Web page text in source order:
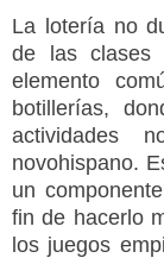
La lotería no
de las clases
elemento
botillerías,
actividades
novohispano.
un
fin de hacerlo
los juegos